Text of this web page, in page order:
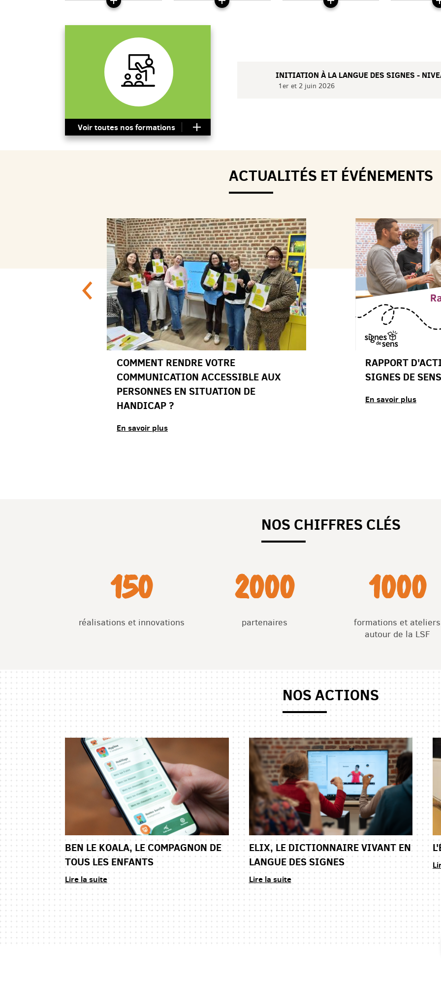
Voir toutes nos formations
INITIATION À LA LANGUE DES SIGNES -
1er et 2 juin 2026
ACTUALITÉS ET ÉVÉNEMENTS
COMMENT RENDRE VOTRE
COMMUNICATION ACCESSIBLE AUX
PERSONNES EN SITUATION DE
HANDICAP ?
En savoir plus
RAPPORT
SIGNES DE SENS
En savoir plus
NOS CHIFFRES CLÉS
150
réalisations et innovations
2000
partenaires
1000
formations et ateliers
autour de la LSF
NOS ACTIONS
BEN LE KOALA, LE COMPAGNON DE
TOUS LES ENFANTS
Lire la suite
ELIX, LE DICTIONNAIRE VIVANT EN
LANGUE DES SIGNES
Lire la suite